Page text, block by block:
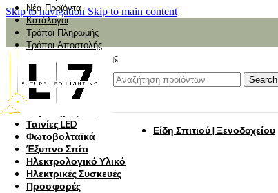
Skip to navigation Skip to main content
Νέα Προϊόντα
Κατάλογοι
Τρόποι Πληρωμής
Τρόποι Αποστολής
Αναζήτηση Αποστολής
Αξιολόγηση
Search
Φωτιστικά
Φωτιστικά Κήπου
Πάνελ Οροφής
Ταινίες LED
Φωτοβολταϊκά
Έξυπνο Σπίτι
Ηλεκτρολογικό Υλικό
Ηλεκτρικές Συσκευές
Προσφορές
Είδη Σπιτιού | Ξενοδοχείου